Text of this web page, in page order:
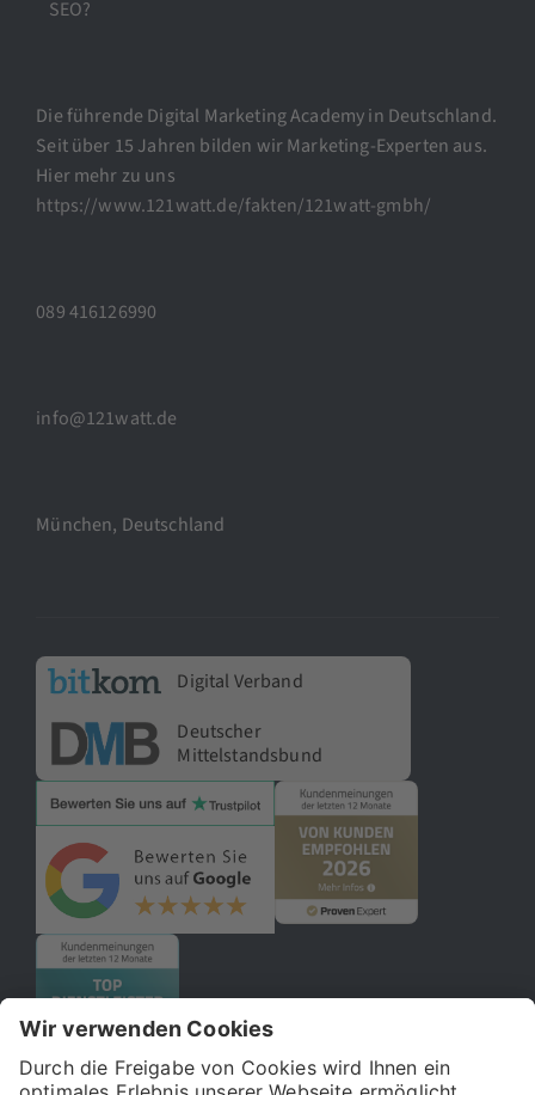
SEO?
Die führende Digital Marketing Academy in Deutschland.
Seit über 15 Jahren bilden wir Marketing-Experten aus.
Hier mehr zu uns
https://www.121watt.de/fakten/121watt-gmbh/
089 416126990
info@121watt.de
München, Deutschland
Digital Verband
Deutscher
Mittelstandsbund